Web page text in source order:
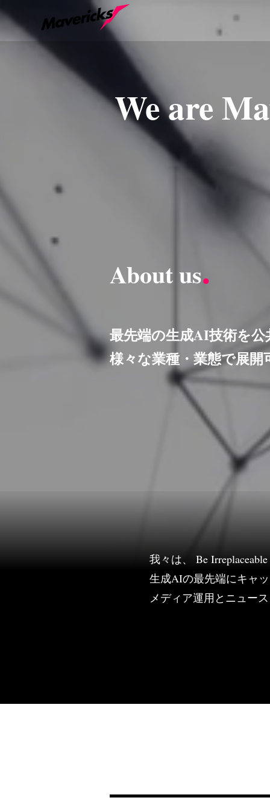
We are
About us.
最先端の生成AI技術を
様々な業種・業態で展
我々は、 Be
生成AIの最先端にキャ
メディア運用とニュー